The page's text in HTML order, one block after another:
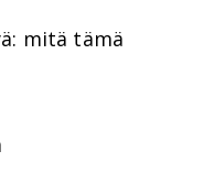
mitä tämä